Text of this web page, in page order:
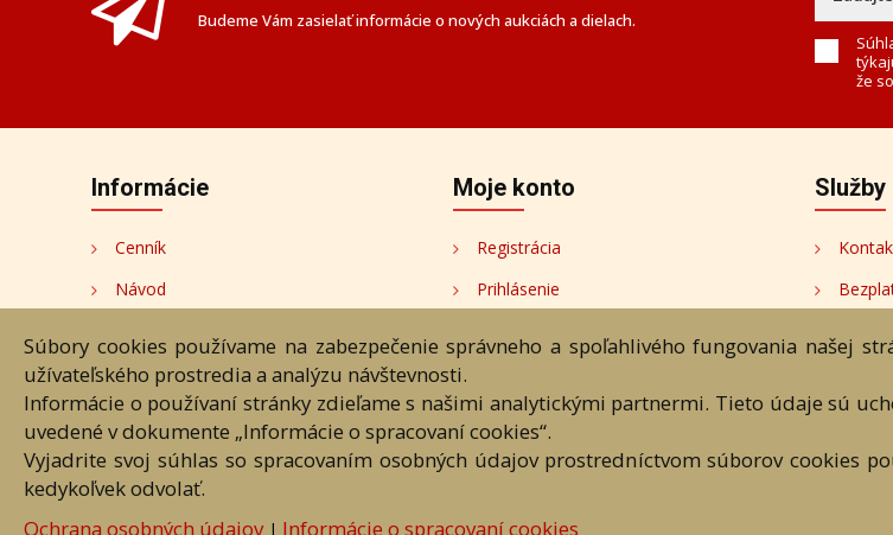
Budeme Vám zasielať informácie o nových aukciách a dielach.
že
Informácie
Cenník
Návod
Cookies
Nastavenia cookies
Moje konto
Registrácia
Prihlásenie
Služby
Súbory cookies používame na zabezpečenie správneho a spoľahlivého fungovania našej
užívateľského prostredia a analýzu návštevnosti.
Informácie o používaní stránky zdieľame s našimi analytickými partnermi. Tieto údaje sú
uvedené v dokumente „Informácie o spracovaní cookies“.
Vyjadrite svoj súhlas so spracovaním osobných údajov prostredníctvom súborov cookies
kedykoľvek odvolať.
Ochrana osobných údajov| Informácie o spracovaní cookies